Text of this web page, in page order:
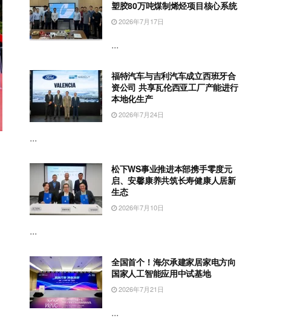
塑胶80万吨煤制烯烃项目核心系统
2026年7月17日
...
福特汽车与吉利汽车成立西班牙合
资公司 共享瓦伦西亚工厂产能进行
本地化生产
2026年7月24日
...
松下WS事业推进本部携手零度元
启、安馨康养共筑长寿健康人居新
生态
2026年7月10日
...
全国首个！海尔承建家居家电方向
国家人工智能应用中试基地
2026年7月21日
...